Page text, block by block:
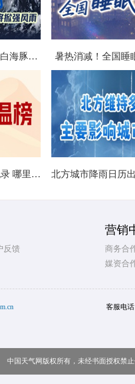
台风数字画像：马拉松台风“白海豚”将影响十余省份 暑热消减！全国睡
数据看今年7月哪里热到破纪录 哪里暑热连轴转
反馈
营销
商务合
媒资合
客服电
中国天气网版权所有，未经书面授权